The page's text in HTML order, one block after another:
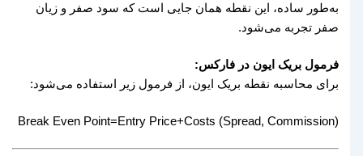
به‌طور ساده، این نقطه همان جایی است که سود صفر و زیان
صفر تجربه می‌شود.
فرمول بریک ایون در فارکس:
برای محاسبه نقطه بریک ایون، از فرمول زیر استفاده می‌شود:
Break Even Point=Entry Price+Costs (Spread, Commission)